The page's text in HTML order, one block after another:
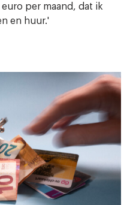
per maand, dat ik
en huur.'